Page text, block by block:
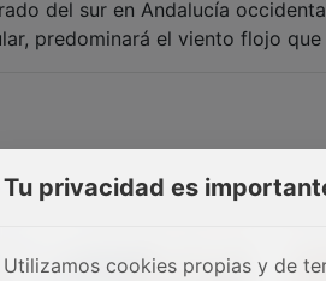
del sur en Andalucía
predominará el viento flojo
Tu privacidad es
Utilizamos cookies propias y de